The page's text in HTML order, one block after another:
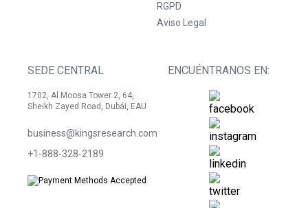
RGPD
Aviso Legal
SEDE CENTRAL
1702, Al Moosa Tower 2, 64,
Sheikh Zayed Road, Dubái, EAU
business@kingsresearch.com
+1-888-328-2189
ENCUÉNTRANOS EN: